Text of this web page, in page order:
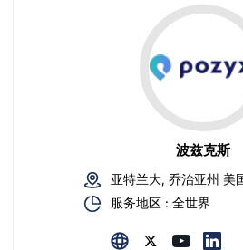
波兹克斯
亚特兰大, 乔治亚州 美
服务地区 : 全世界